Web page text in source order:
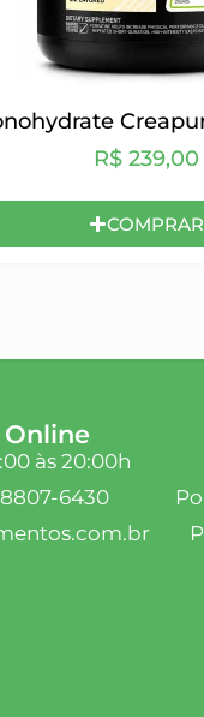
R$ 239,00
COMPRAR
às 20:00h
6430